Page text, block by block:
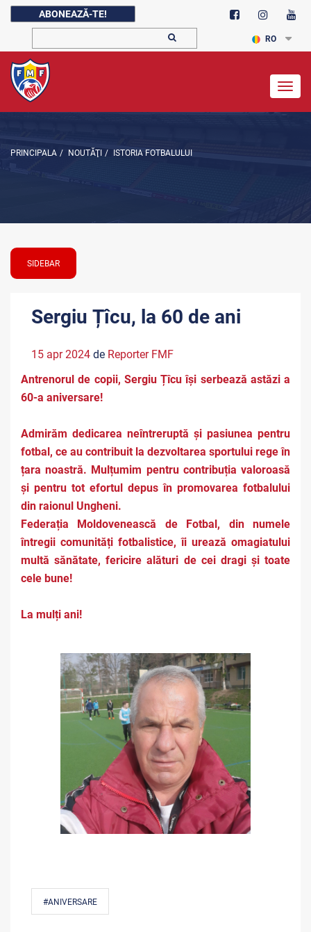
ABONEAZĂ-TE!
RO
PRINCIPALA / NOUTĂŢI / ISTORIA FOTBALULUI
SIDEBAR
Sergiu Țîcu, la 60 de ani
15 apr 2024 de Reporter FMF
Antrenorul de copii, Sergiu Țîcu își serbează astăzi a
60-a aniversare!
Admirăm dedicarea neîntreruptă și pasiunea pentru
fotbal, ce au contribuit la dezvoltarea sportului rege în
țara noastră. Mulțumim pentru contribuția valoroasă
și pentru tot efortul depus în promovarea fotbalului
din raionul Ungheni.
Federația Moldovenească de Fotbal, din numele
întregii comunități fotbalistice, îi urează omagiatului
multă sănătate, fericire alături de cei dragi și toate
cele bune!
La mulți ani!
#ANIVERSARE